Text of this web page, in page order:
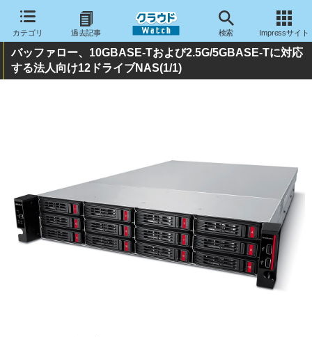
カテゴリ 過去記事 検索 Impressサイト
バッファロー、10GBASE-Tおよび2.5G/5GBASE-Tに対応
する法人向け12ドライブNAS(1/1)